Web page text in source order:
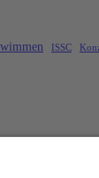
ISSC